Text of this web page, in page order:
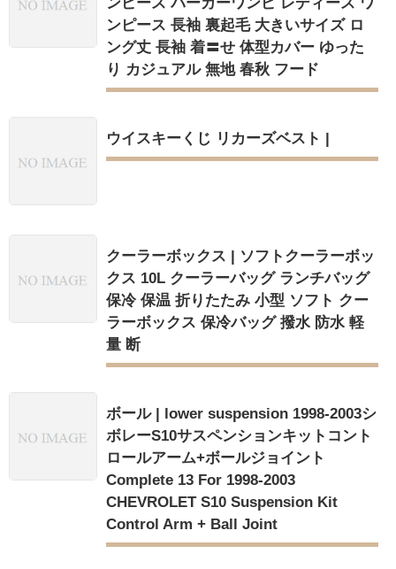
ンピース 長袖 裏起毛 大きいサイズ ロ
ング丈 長袖 着〓せ 体型カバー ゆった
り カジュアル 無地 春秋 フード
ウイスキーくじ リカーズベスト |
クーラーボックス | ソフトクーラーボッ
クス 10L クーラーバッグ ランチバッグ
保冷 保温 折りたたみ 小型 ソフト クー
ラーボックス 保冷バッグ 撥水 防水 軽
量 断
ボール | lower suspension 1998-2003シ
ボレーS10サスペンションキットコント
ロールアーム+ボールジョイント
Complete 13 For 1998-2003
CHEVROLET S10 Suspension Kit
Control Arm + Ball Joint